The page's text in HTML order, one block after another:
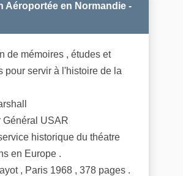
Aéroportée en Normandie -
de mémoires , études et
pour servir à l'histoire de la
Général USAR
historique du théatre
en Europe .
, Paris 1968 , 378 pages .